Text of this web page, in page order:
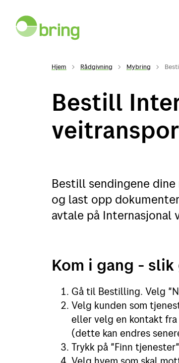
Hjem Rådgivning Mybring
Bestill
Bestill sendingene
og last opp
avtale på Internasjonal
Kom i gang -
Gå til Bestilling. Velg
Velg kunden som
eller velg en kontakt
(dette kan endres
Trykk på "Finn